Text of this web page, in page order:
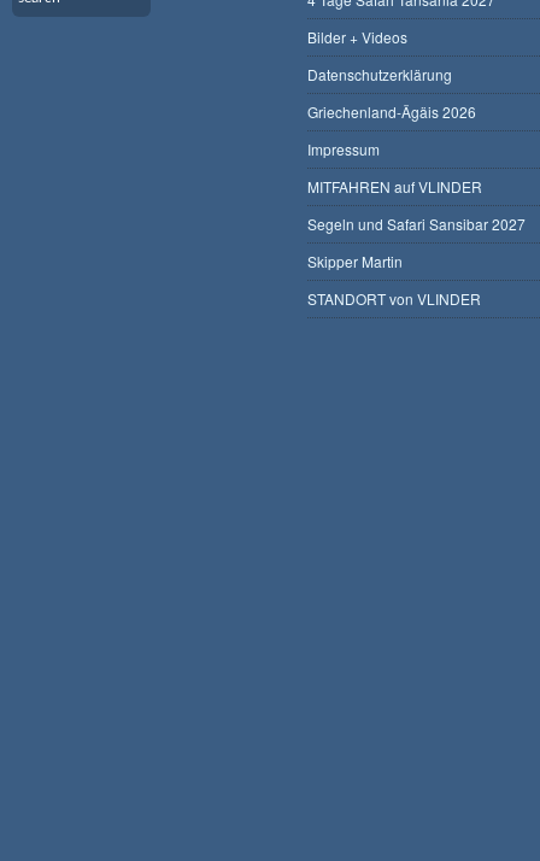
Bilder + Videos
Datenschutzerklärung
Griechenland-Ägäis 2026
Impressum
MITFAHREN auf VLINDER
Segeln und Safari Sansibar 2027
Skipper Martin
STANDORT von VLINDER